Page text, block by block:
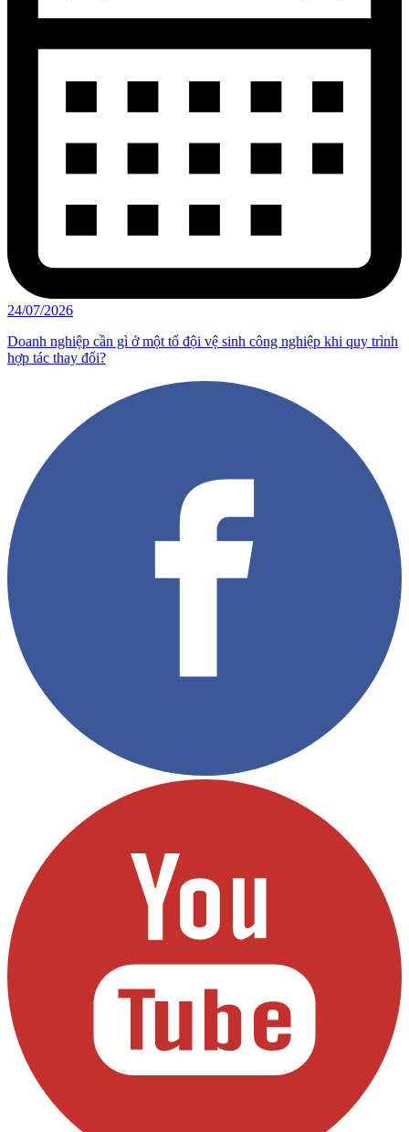
24/07/2026
Doanh nghiệp cần gì ở một tổ đội vệ sinh công nghiệp khi quy trình
hợp tác thay đổi?